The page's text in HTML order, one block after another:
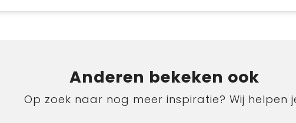
Anderen bekeken ook
Op zoek naar nog meer inspiratie? Wij helpen